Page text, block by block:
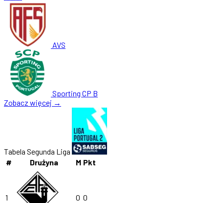
AVS
Sporting CP B
Zobacz więcej →
Tabela Segunda Liga
#
Drużyna M Pkt
1 0 0